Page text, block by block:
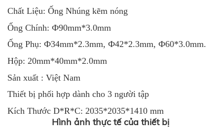
Chất Liệu: Ống Nhúng kẽm nóng
Ống Chính: Ф90mm*3.0mm
Ống Phụ: Ф34mm*2.3mm, Ф42*2.3mm, Ф60*3.0mm.
Hộp: 20mm*40mm*2.0mm
Sản xuất : Việt Nam
Thiết bị phối hợp dành cho 3 người tập
Kích Thước D*R*C: 2035*2035*1410 mm
Hình ảnh thực tế của thiết bị